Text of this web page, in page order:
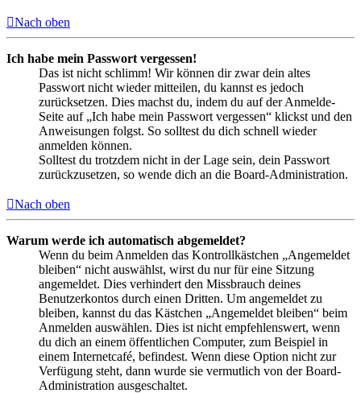
Nach oben
Ich habe mein Passwort vergessen!
Das ist nicht schlimm! Wir können dir zwar dein altes
Passwort nicht wieder mitteilen, du kannst es jedoch
zurücksetzen. Dies machst du, indem du auf der Anmelde-
Seite auf „Ich habe mein Passwort vergessen“ klickst und den
Anweisungen folgst. So solltest du dich schnell wieder
anmelden können.
Solltest du trotzdem nicht in der Lage sein, dein Passwort
zurückzusetzen, so wende dich an die Board-Administration.
Nach oben
Warum werde ich automatisch abgemeldet?
Wenn du beim Anmelden das Kontrollkästchen „Angemeldet
bleiben“ nicht auswählst, wirst du nur für eine Sitzung
angemeldet. Dies verhindert den Missbrauch deines
Benutzerkontos durch einen Dritten. Um angemeldet zu
bleiben, kannst du das Kästchen „Angemeldet bleiben“ beim
Anmelden auswählen. Dies ist nicht empfehlenswert, wenn
du dich an einem öffentlichen Computer, zum Beispiel in
einem Internetcafé, befindest. Wenn diese Option nicht zur
Verfügung steht, dann wurde sie vermutlich von der Board-
Administration ausgeschaltet.